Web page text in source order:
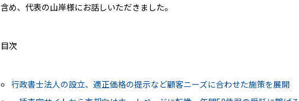
含め、代表の山岸様にお話しいただきました。
目次
行政書士法人の設立、適正価格の提示など顧客ニーズに合わせた施策を展開